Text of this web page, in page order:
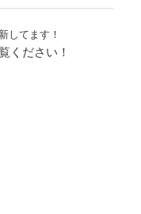
してます！
ください！